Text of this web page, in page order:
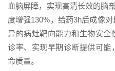
血脑屏障，实现高清长效的脑
度增强130%，给药3h后成像
异的病灶靶向能力和生物安全
诊率、实现早期诊断提供可能
命质量。